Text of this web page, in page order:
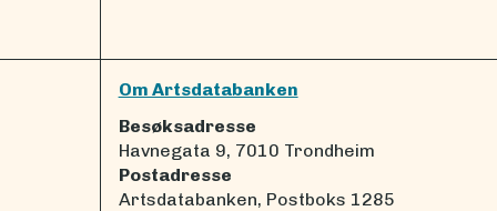
Om Artsdatabanken
Besøksadresse
Havnegata 9, 7010 Trondheim
Postadresse
Artsdatabanken, Postboks 1285